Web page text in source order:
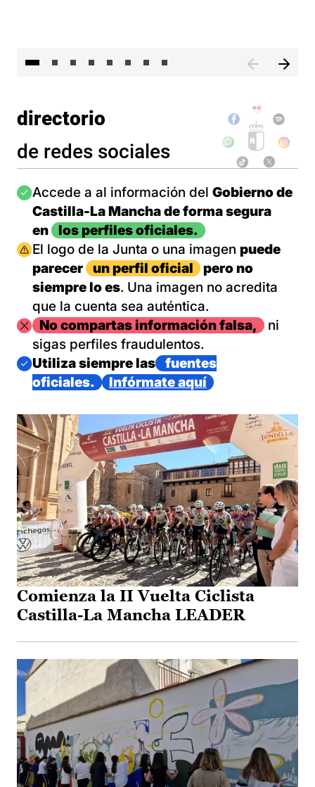
directorio
de redes sociales
Imagen
Accede a al información del Gobierno de
Castilla-La Mancha de forma segura
en
los perfiles oficiales.
Imagen
El logo de la Junta o una imagen puede
parecer
un perfil oficial
pero no
siempre lo es. Una imagen no acredita
que la cuenta sea auténtica.
ImagenNo compartas información falsa,
ni
sigas perfiles fraudulentos.
Imagen
Utiliza siempre las
fuentes
oficiales.
Infórmate aquí
Comienza la II Vuelta Ciclista
Castilla-La Mancha LEADER